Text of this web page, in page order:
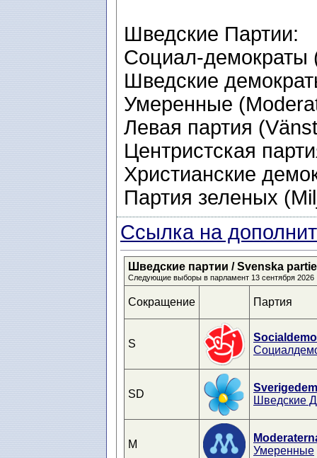
Шведские Партии:
Социал-демократы
Шведские
Умеренные
Левая партия
Центристская
Христианские
Партия зеленых
Ссылка на
Шведские партии / Svenska
Следующие выборы в парламент 13 сентября 2026
Сокращение Партия
S
SD
Шведские
M
Умеренные